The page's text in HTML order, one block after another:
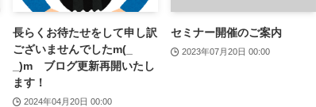
長らくお待たせをして申し訳
ございませんでしたm(_
_)m ブログ更新再開いたし
ます！
2024年04月20日 00:00
セミナー開催のご案内
2023年07月20日 00:00